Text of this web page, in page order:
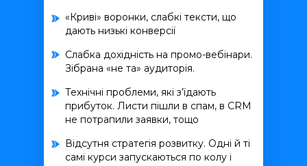
«Криві» воронки, слабкі тексти, що
дають низькі конверсії
Слабка дохідність на промо-вебінари.
Зібрана «не та» аудиторія.
Технічні проблеми, які з’їдають
прибуток. Листи пішли в спам, в CRM
не потрапили заявки, тощо
Відсутня стратегія розвитку. Одні й ті
самі курси запускаються по колу і